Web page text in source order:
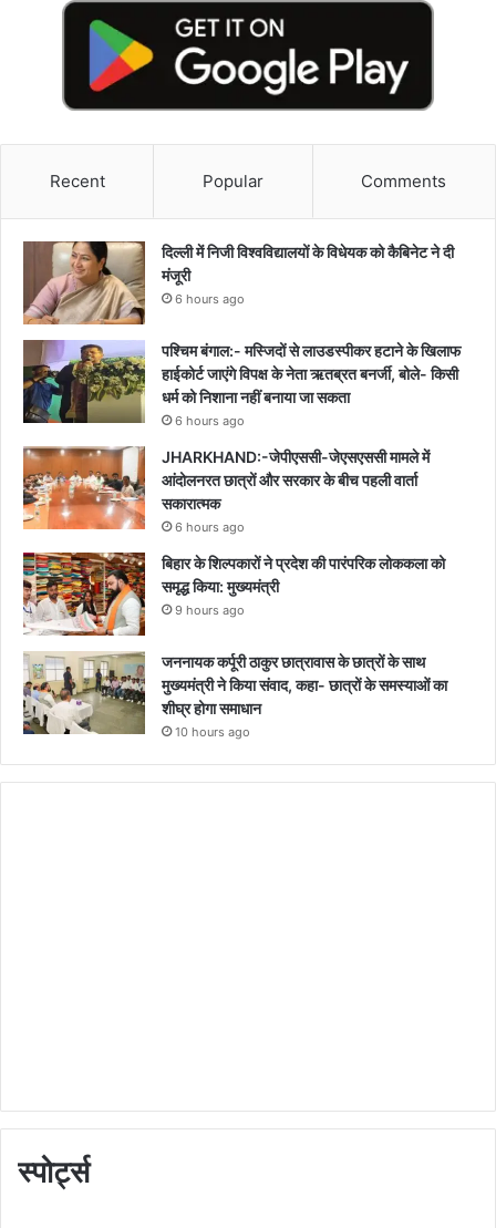
Recent Popular Comments
दिल्ली में निजी विश्वविद्यालयों के विधेयक को कैबिनेट ने दी
मंजूरी
6 hours ago
पश्चिम बंगाल:- मस्जिदों से लाउडस्पीकर हटाने के खिलाफ
हाईकोर्ट जाएंगे विपक्ष के नेता ऋतब्रत बनर्जी, बोले- किसी
धर्म को निशाना नहीं बनाया जा सकता
6 hours ago
JHARKHAND:-जेपीएससी-जेएसएससी मामले में
आंदोलनरत छात्रों और सरकार के बीच पहली वार्ता
सकारात्मक
6 hours ago
बिहार के शिल्पकारों ने प्रदेश की पारंपरिक लोककला को
समृद्ध किया: मुख्यमंत्री
9 hours ago
जननायक कर्पूरी ठाकुर छात्रावास के छात्रों के साथ
मुख्यमंत्री ने किया संवाद, कहा- छात्रों के समस्याओं का
शीघ्र होगा समाधान
10 hours ago
स्पोर्ट्स